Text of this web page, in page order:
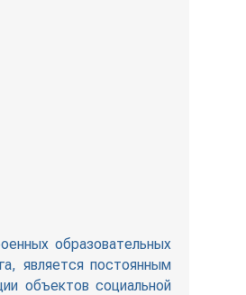
образовательных
является постоянным
объектов социальной